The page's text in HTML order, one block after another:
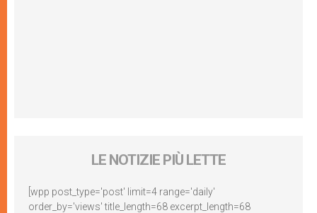
LE NOTIZIE PIÙ LETTE
[wpp post_type='post' limit=4 range='daily'
order_by='views' title_length=68 excerpt_length=68